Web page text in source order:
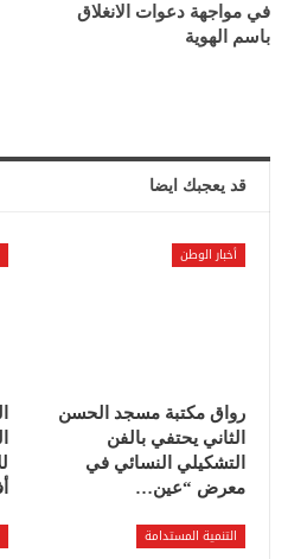
في مواجهة دعوات الانغلاق
باسم الهوية
قد يعجبك ايضا
أخبار الوطن
رواق مكتبة مسجد الحسن
الثاني يحتفي بالفن
التشكيلي النسائي في
معرض “عين…
التنمية المستدامة